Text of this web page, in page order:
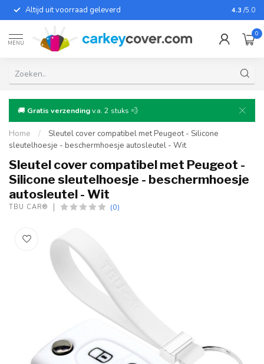
Altijd uit voorraad geleverd Voor
4.3 /5.0
MENU
0
🚚 Gratis verzendingv.a. 2 stuks 💨
Home /
Sleutel cover compatibel met Peugeot - Silicone
sleutelhoesje - beschermhoesje autosleutel - Wit
Sleutel cover compatibel met Peugeot -
Silicone sleutelhoesje - beschermhoesje
autosleutel - Wit
TBU CAR® (0)